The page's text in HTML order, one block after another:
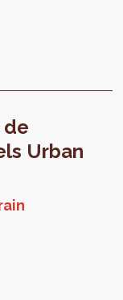
de
Urban